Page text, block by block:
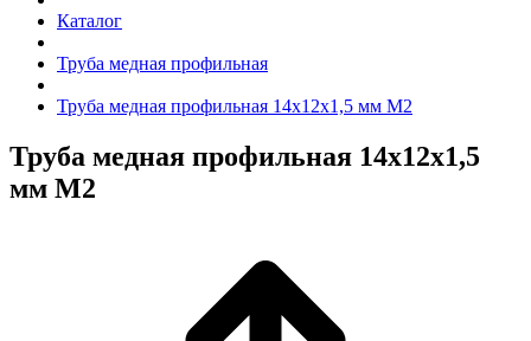
Каталог
Труба медная профильная
Труба медная профильная 14x12x1,5 мм М2
Труба медная профильная 14x12x1,5
мм М2